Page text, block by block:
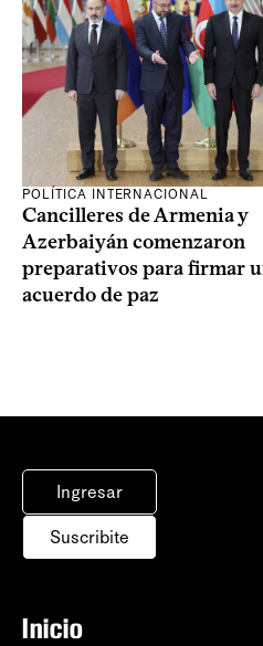
POLÍTICA INTERNACIONAL
Cancilleres de Armenia y
Azerbaiyán comenzaron
preparativos para firmar
acuerdo de paz
Ingresar
Suscribite
Inicio